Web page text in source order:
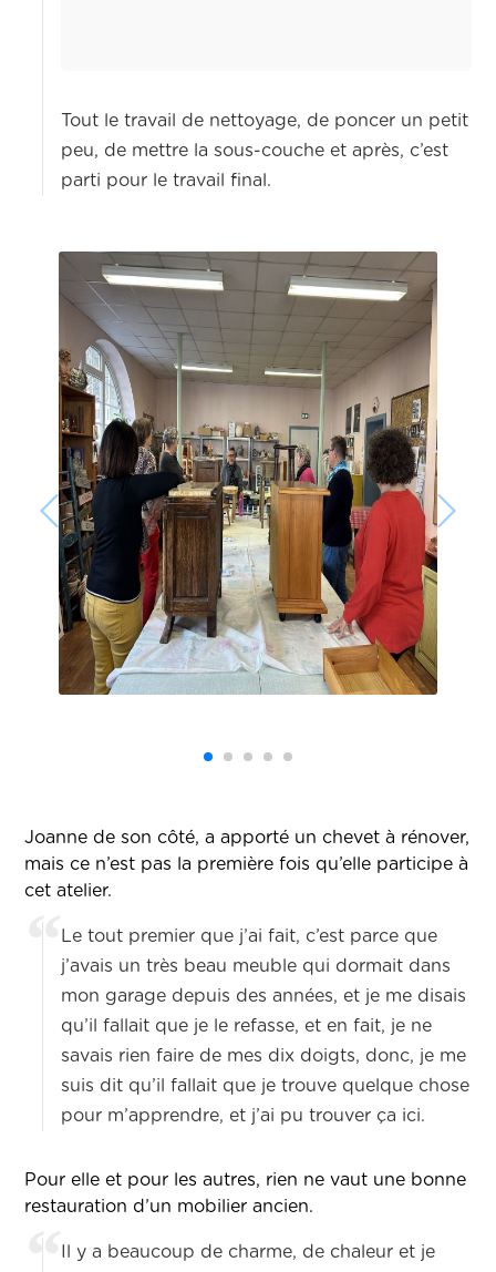
Tout le travail de nettoyage, de poncer un petit
peu, de mettre la sous-couche et après, c’est
parti pour le travail final.
Joanne de son côté, a apporté un chevet à rénover,
mais ce n’est pas la première fois qu’elle participe à
cet atelier.
Le tout premier que j’ai fait, c’est parce que
j’avais un très beau meuble qui dormait dans
mon garage depuis des années, et je me disais
qu’il fallait que je le refasse, et en fait, je ne
savais rien faire de mes dix doigts, donc, je me
suis dit qu’il fallait que je trouve quelque chose
pour m’apprendre, et j’ai pu trouver ça ici.
Pour elle et pour les autres, rien ne vaut une bonne
restauration d’un mobilier ancien.
Il y a beaucoup de charme, de chaleur et je